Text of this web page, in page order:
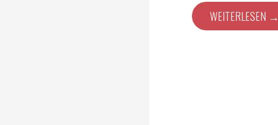
WEITERLESEN →